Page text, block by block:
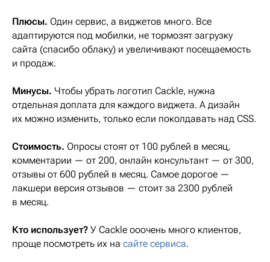
Плюсы. Один сервис, а виджетов много. Все
адаптируются под мобилки, не тормозят загрузку
сайта (спасибо облаку) и увеличивают посещаемость
и продаж.
Минусы. Чтобы убрать логотип Cackle, нужна
отдельная доплата для каждого виджета. А дизайн
их можно изменить, только если поколдавать над CSS.
Стоимость. Опросы стоят от 100 рублей в месяц,
комментарии — от 200, онлайн консультант — от 300,
отзывы от 600 рублей в месяц. Самое дорогое —
лакшери версия отзывов — стоит за 2300 рублей
в месяц.
Кто использует? У Cackle ооочень много клиентов,
проще посмотреть их на сайте сервиса.